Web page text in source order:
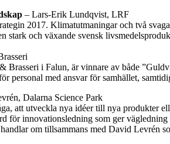
– Lars-Erik Lundqvist, LRF
2017. Klimatutmaningar och två
stark och växande svensk
Brasseri i Falun, är vinnare av både ”
personal med ansvar för samhället,
Dalarna Science Park
att utveckla nya idéer till nya produkter
för innovationsledning som ger
om tillsammans med David Levrén